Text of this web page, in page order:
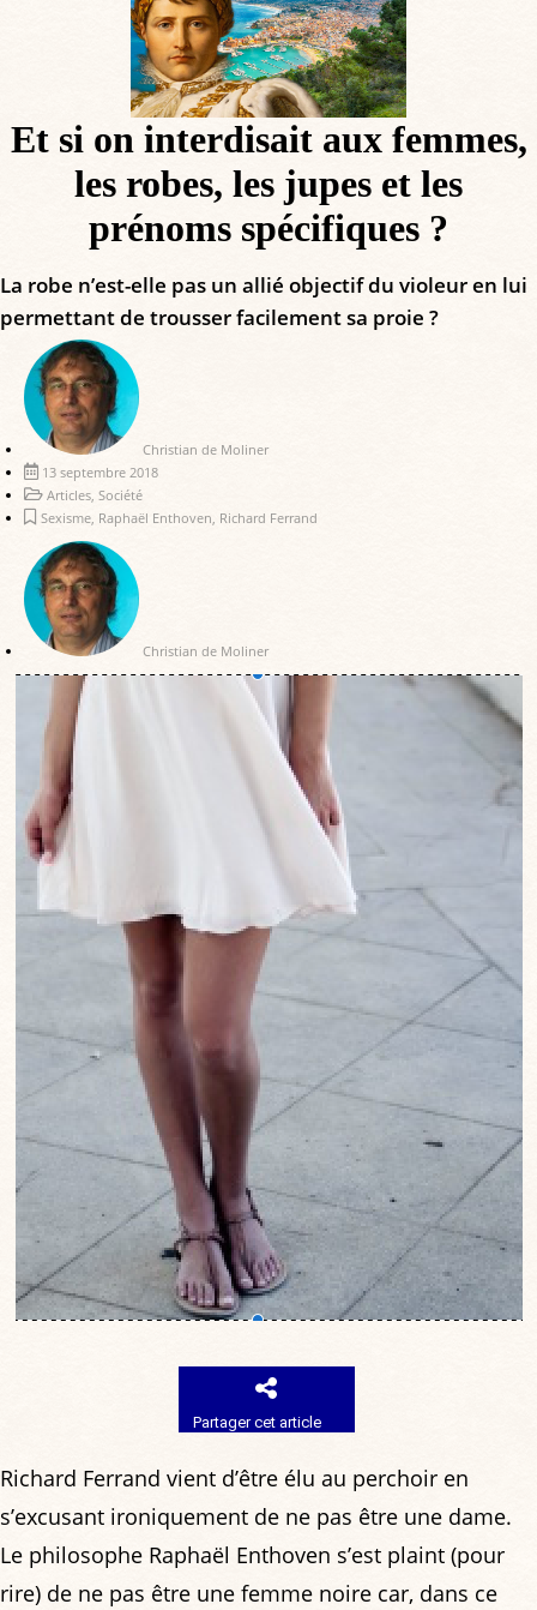
Et si on interdisait aux femmes,
les robes, les jupes et les
prénoms spécifiques ?
La robe n’est-elle pas un allié objectif du violeur en lui
permettant de trousser facilement sa proie ?
Christian de Moliner
13 septembre 2018
Articles, Société
Sexisme, Raphaël Enthoven, Richard Ferrand
Christian de Moliner
Partager cet article
Richard Ferrand vient d’être élu au perchoir en
s’excusant ironiquement de ne pas être une dame.
Le philosophe Raphaël Enthoven s’est plaint (pour
rire) de ne pas être une femme noire car, dans ce